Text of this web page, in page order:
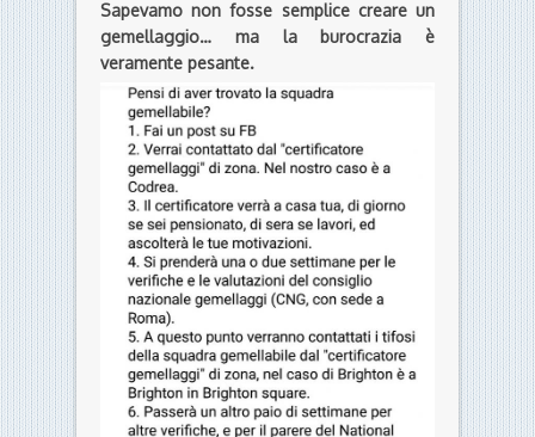
La proposta dell’anno
Sapevamo non fosse semplice creare un
gemellaggio… ma la burocrazia è
veramente pesante.